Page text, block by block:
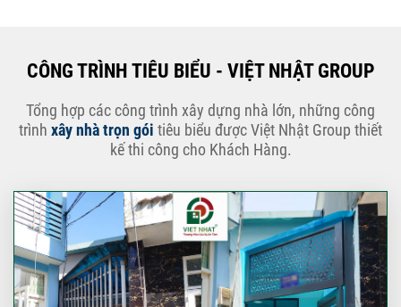
CÔNG TRÌNH TIÊU BIỂU - VIỆT NHẬT GROUP
Tổng hợp các công trình xây dựng nhà lớn, những công
trình xây nhà trọn gói tiêu biểu được Việt Nhật Group thiết
kế thi công cho Khách Hàng.